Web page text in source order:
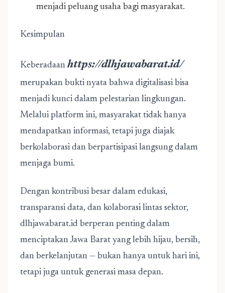
menjadi peluang usaha bagi masyarakat.
Kesimpulan
Keberadaan https://dlhjawabarat.id/
merupakan bukti nyata bahwa digitalisasi bisa
menjadi kunci dalam pelestarian lingkungan.
Melalui platform ini, masyarakat tidak hanya
mendapatkan informasi, tetapi juga diajak
berkolaborasi dan berpartisipasi langsung dalam
menjaga bumi.
Dengan kontribusi besar dalam edukasi,
transparansi data, dan kolaborasi lintas sektor,
dlhjawabarat.id berperan penting dalam
menciptakan Jawa Barat yang lebih hijau, bersih,
dan berkelanjutan — bukan hanya untuk hari ini,
tetapi juga untuk generasi masa depan.